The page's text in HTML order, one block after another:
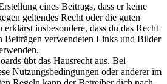
eines Beitrags, dass er keine
geltendes Recht oder die guten
insbesondere, dass du das Recht
Beiträgen verwendeten Links und Bilder
übt das Hausrecht aus. Bei
Nutzungsbedingungen oder anderer im